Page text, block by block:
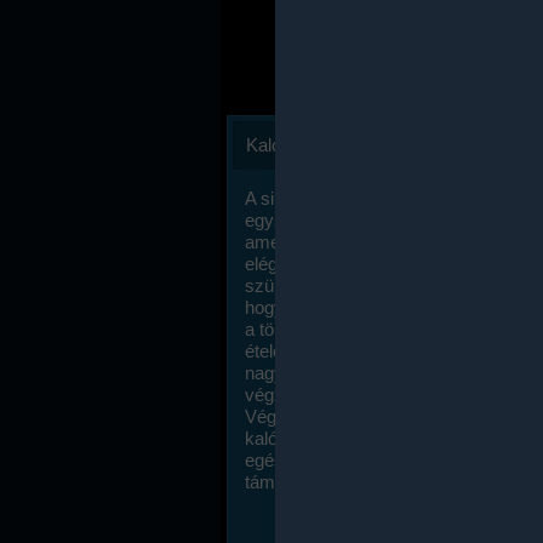
Kalóriaszámlálás
A sikeres fogyás titka valójában igen
egyszerű: égess több energiát, mint
amennyit beviszel. Természetesen
elég nagy fegyelemre és akaraterőre
szükség, de meglepődve fogod
hogy a kalóriaszámolás mennyire
a többi diétához képest. Itt nincsenek
ételek és a megengedett kalóriabevitelt
nagymértékben növelheted ha
végzel.
Végül, de nem utolsó sorban, a
kalóriaszámolás módszerét a legtöbb
egészségügyi szakorvos ajánlja és
támogatja.